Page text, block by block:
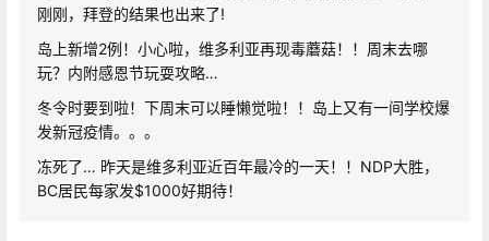
刚刚，拜登的结果也出来了!
岛上新增2例！小心啦，维多利亚再现毒蘑菇！！周末去哪
玩？内附感恩节玩耍攻略…
冬令时要到啦！下周末可以睡懒觉啦！！岛上又有一间学校爆
发新冠疫情。。。
冻死了… 昨天是维多利亚近百年最冷的一天！！NDP大胜，
BC居民每家发$1000好期待！